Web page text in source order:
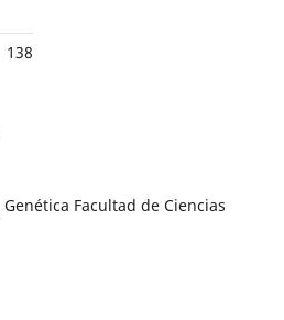
138
Facultad de Ciencias